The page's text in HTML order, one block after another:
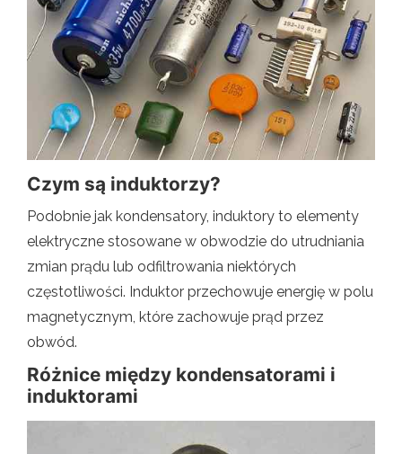
Czym są induktorzy?
Podobnie jak kondensatory, induktory to elementy
elektryczne stosowane w obwodzie do utrudniania
zmian prądu lub odfiltrowania niektórych
częstotliwości. Induktor przechowuje energię w polu
magnetycznym, które zachowuje prąd przez
obwód.
Różnice między kondensatorami i
induktorami